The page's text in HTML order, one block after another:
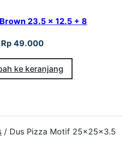
23.5 x 12.5 + 8
Rp49.000
ke keranjang
/ Dus Pizza Motif 25x25x3.5